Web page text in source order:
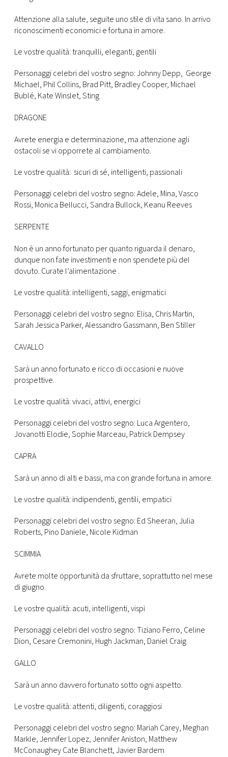
Attenzione alla salute, seguite uno stile di vita sano. In arrivo
riconoscimenti economici e fortuna in amore.
Le vostre qualità: tranquilli, eleganti, gentili
Personaggi celebri del vostro segno: Johnny Depp, George
Michael, Phil Collins, Brad Pitt, Bradley Cooper, Michael
Bublé, Kate Winslet, Sting
DRAGONE
Avrete energia e determinazione, ma attenzione agli
ostacoli se vi opporrete al cambiamento.
Le vostre qualità: sicuri di sé, intelligenti, passionali
Personaggi celebri del vostro segno: Adele, Mina, Vasco
Rossi, Monica Bellucci, Sandra Bullock, Keanu Reeves
SERPENTE
Non è un anno fortunato per quanto riguarda il denaro,
dunque non fate investimenti e non spendete più del
dovuto. Curate l’alimentazione .
Le vostre qualità: intelligenti, saggi, enigmatici
Personaggi celebri del vostro segno: Elisa, Chris Martin,
Sarah Jessica Parker, Alessandro Gassmann, Ben Stiller
CAVALLO
Sarà un anno fortunato e ricco di occasioni e nuove
prospettive.
Le vostre qualità: vivaci, attivi, energici
Personaggi celebri del vostro segno: Luca Argentero,
Jovanotti Elodie, Sophie Marceau, Patrick Dempsey
CAPRA
Sarà un anno di alti e bassi, ma con grande fortuna in amore.
Le vostre qualità: indipendenti, gentili, empatici
Personaggi celebri del vostro segno: Ed Sheeran, Julia
Roberts, Pino Daniele, Nicole Kidman
SCIMMIA
Avrete molte opportunità da sfruttare, soprattutto nel mese
di giugno.
Le vostre qualità: acuti, intelligenti, vispi
Personaggi celebri del vostro segno: Tiziano Ferro, Celine
Dion, Cesare Cremonini, Hugh Jackman, Daniel Craig
GALLO
Sarà un anno davvero fortunato sotto ogni aspetto.
Le vostre qualità: attenti, diligenti, coraggiosi
Personaggi celebri del vostro segno: Mariah Carey, Meghan
Markle, Jennifer Lopez, Jennifer Aniston, Matthew
McConaughey Cate Blanchett, Javier Bardem